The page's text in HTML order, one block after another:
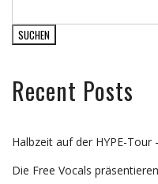
SUCHEN
Recent Posts
Halbzeit auf der HYPE-
Die Free Vocals